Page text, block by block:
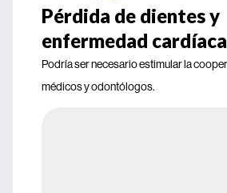
Pérdida de dientes y
enfermedad cardíaca
Podría ser necesario estimular la
médicos y odontólogos.